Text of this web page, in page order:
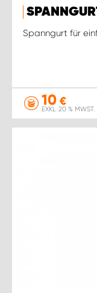
Spanngurt für
10 €
EXKL. 20 % MWST.